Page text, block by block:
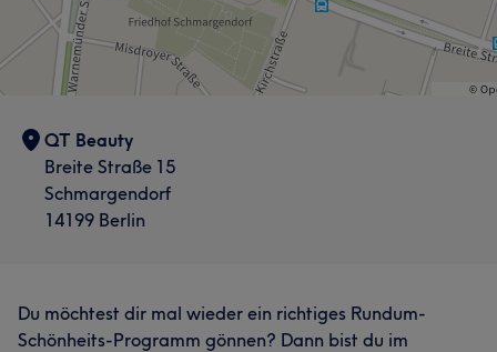
QT Beauty
Breite Straße 15
Schmargendorf
14199 Berlin
Du möchtest dir mal wieder ein richtiges Rundum-
Schönheits-Programm gönnen? Dann bist du im